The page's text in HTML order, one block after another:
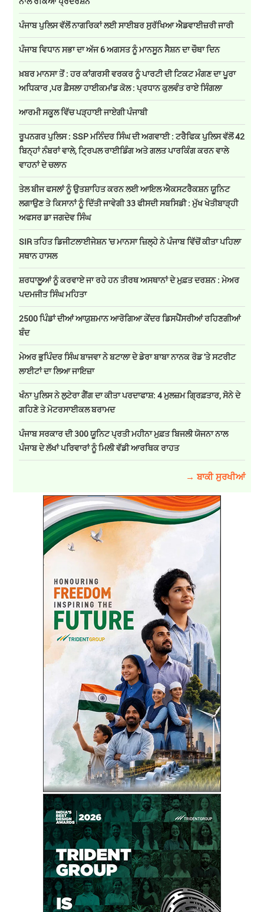
ਪੰਜਾਬ ਪੁਲਿਸ ਵੱਲੋਂ ਨਾਗਰਿਕਾਂ ਲਈ ਸਾਈਬਰ ਸੁਰੱਖਿਆ ਐਡਵਾਈਜ਼ਰੀ ਜਾਰੀ
ਪੰਜਾਬ ਵਿਧਾਨ ਸਭਾ ਦਾ ਅੱਜ 6 ਅਗਸਤ ਨੂੰ ਮਾਨਸੂਨ ਸੈਸ਼ਨ ਦਾ ਚੌਥਾ ਦਿਨ
ਖ਼ਬਰ ਮਾਨਸਾ ਤੋਂ : ਹਰ ਕਾਂਗਰਸੀ ਵਰਕਰ ਨੂੰ ਪਾਰਟੀ ਦੀ ਟਿਕਟ ਮੰਗਣ ਦਾ ਪੂਰਾ
ਅਧਿਕਾਰ ,ਪਰ ਫ਼ੈਸਲਾ ਹਾਈਕਮਾਂਡ ਕੋਲ : ਪ੍ਰਧਾਨ ਕੁਲਵੰਤ ਰਾਏ ਸਿੰਗਲਾ
ਆਰਮੀ ਸਕੂਲ ਵਿੱਚ ਪੜ੍ਹਾਈ ਜਾਏਗੀ ਪੰਜਾਬੀ
ਰੂਪਨਗਰ ਪੁਲਿਸ : SSP ਮਨਿੰਦਰ ਸਿੰਘ ਦੀ ਅਗਵਾਈ : ਟਰੈਫਿਕ ਪੁਲਿਸ ਵੱਲੋਂ 42
ਬਿਨ੍ਹਾਂ ਨੰਬਰਾਂ ਵਾਲੇ, ਟ੍ਰਿਪਲ ਰਾਈਡਿੰਗ ਅਤੇ ਗਲਤ ਪਾਰਕਿੰਗ ਕਰਨ ਵਾਲੇ
ਵਾਹਨਾਂ ਦੇ ਚਲਾਨ
ਤੇਲ ਬੀਜ ਫਸਲਾਂ ਨੂੰ ਉਤਸ਼ਾਹਿਤ ਕਰਨ ਲਈ ਆਇਲ ਐਕਸਟਰੈਕਸ਼ਨ ਯੂਨਿਟ
ਲਗਾਉਣ ਤੇ ਕਿਸਾਨਾਂ ਨੂੰ ਦਿੱਤੀ ਜਾਵੇਗੀ 33 ਫੀਸਦੀ ਸਬਸਿਡੀ : ਮੁੱਖ ਖੇਤੀਬਾੜ੍ਹੀ
ਅਫਸਰ ਡਾ ਜਗਦੇਵ ਸਿੰਘ
SIR ਤਹਿਤ ਡਿਜੀਟਲਾਈਜੇਸ਼ਨ 'ਚ ਮਾਨਸਾ ਜ਼ਿਲ੍ਹੇ ਨੇ ਪੰਜਾਬ ਵਿੱਚੋਂ ਕੀਤਾ ਪਹਿਲਾ
ਸਥਾਨ ਹਾਸਲ
ਸ਼ਰਧਾਲੂਆਂ ਨੂੰ ਕਰਵਾਏ ਜਾ ਰਹੇ ਹਨ ਤੀਰਥ ਅਸਥਾਨਾਂ ਦੇ ਮੁਫ਼ਤ ਦਰਸ਼ਨ : ਮੇਅਰ
ਪਦਮਜੀਤ ਸਿੰਘ ਮਹਿਤਾ
2500 ਪਿੰਡਾਂ ਦੀਆਂ ਆਯੁਸ਼ਮਾਨ ਆਰੋਗਿਆ ਕੇਂਦਰ ਡਿਸਪੈਂਸਰੀਆਂ ਰਹਿਣਗੀਆਂ
ਬੰਦ
ਮੇਅਰ ਭੁਪਿੰਦਰ ਸਿੰਘ ਬਾਜਵਾ ਨੇ ਬਟਾਲਾ ਦੇ ਡੇਰਾ ਬਾਬਾ ਨਾਨਕ ਰੋਡ 'ਤੇ ਸਟਰੀਟ
ਲਾਈਟਾਂ ਦਾ ਲਿਆ ਜਾਇਜ਼ਾ
ਖੰਨਾ ਪੁਲਿਸ ਨੇ ਲੁਟੇਰਾ ਗੈਂਗ ਦਾ ਕੀਤਾ ਪਰਦਾਫਾਸ਼: 4 ਮੁਲਜ਼ਮ ਗ੍ਰਿਫ਼ਤਾਰ, ਸੋਨੇ ਦੇ
ਗਹਿਣੇ ਤੇ ਮੋਟਰਸਾਈਕਲ ਬਰਾਮਦ
ਪੰਜਾਬ ਸਰਕਾਰ ਦੀ 300 ਯੂਨਿਟ ਪ੍ਰਤੀ ਮਹੀਨਾ ਮੁਫ਼ਤ ਬਿਜਲੀ ਯੋਜਨਾ ਨਾਲ
ਪੰਜਾਬ ਦੇ ਲੱਖਾਂ ਪਰਿਵਾਰਾਂ ਨੂੰ ਮਿਲੀ ਵੱਡੀ ਆਰਥਿਕ ਰਾਹਤ
→ ਬਾਕੀ ਸੁਰਖੀਆਂ